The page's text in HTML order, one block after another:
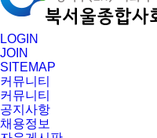
LOGIN
JOIN
SITEMAP
커뮤니티
커뮤니티
공지사항
채용정보